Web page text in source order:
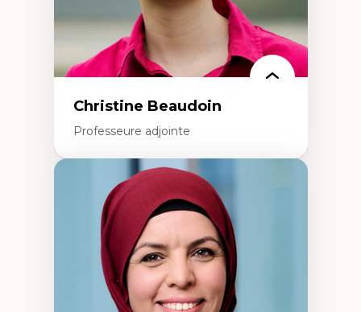
Christine Beaudoin
Professeure adjointe
Expertises
Méthodes de recherche
Acteurs plus qu'humains
Approches socio-écologiques
Conservation de la biodiversité
Collaboration et méthodes participatives
Études des sciences
Relations humain-environnement
Transdisciplinarité